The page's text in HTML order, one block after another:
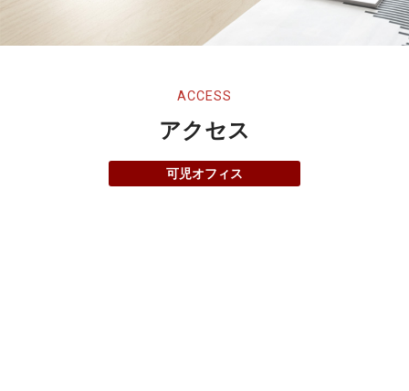
ACCESS
アクセス
可児オフィス